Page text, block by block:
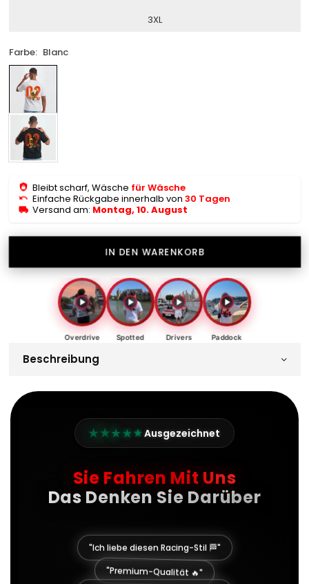
3XL
Farbe: Blanc
Bleibt scharf, Wäsche für Wäsche
Einfache Rückgabe innerhalb von 30 Tagen
Versand am: Montag, 10. August
IN DEN WARENKORB
Overdrive Spotted Drivers Paddock
Beschreibung
★★★★★Ausgezeichnet
Sie Fahren Mit Uns
Das Denken Sie Darüber
"Ich liebe diesen Racing-Stil 🏁"
"Premium-Qualität 🔥"